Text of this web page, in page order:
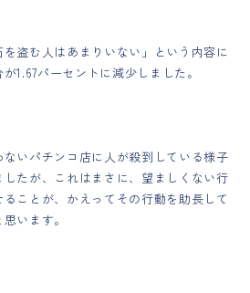
盗む人はあまりいない」という内容に
1.67パーセントに減少しました。
いパチンコ店に人が殺到している様子
たが、これはまさに、望ましくない行
ことが、かえってその行動を助長して
います。